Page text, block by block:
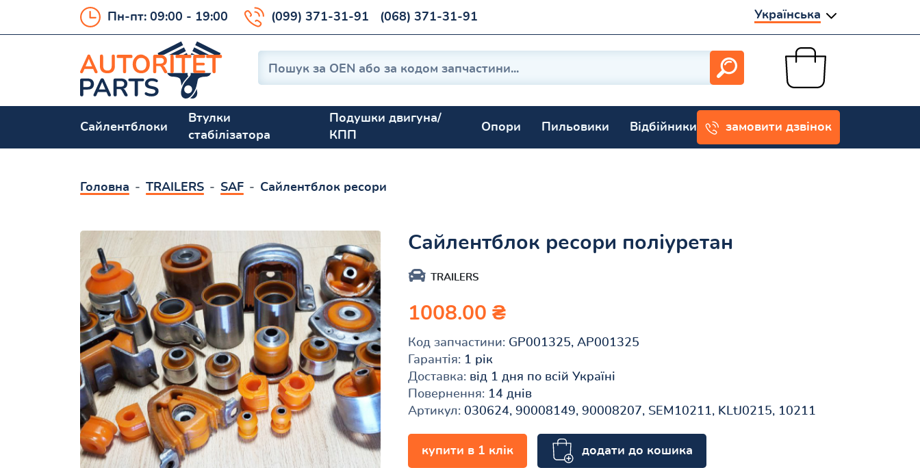
Пн-пт: 09:00 - 19:00 (099) 371-31-91 (068) 371-31-91 Українська
Сайлентблоки
Втулки
стабілізатора
Подушки двигуна/
КПП
Опори Пильовики Відбійники замовити дзвінок
Головна TRAILERS SAF Сайлентблок ресори
Сайлентблок ресори поліуретан
TRAILERS
1008.00 ₴
Код запчастини: GP001325, AP001325
Гарантія: 1 рік
Доставка: від 1 дня по всій Україні
Повернення: 14 днів
Артикул: 030624, 90008149, 90008207, SEM10211, KLtJ0215, 10211
купити в 1 клік додати до кошика